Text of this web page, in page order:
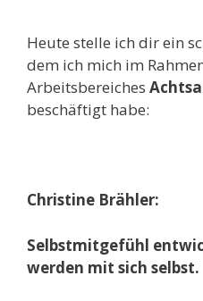
Heute stelle ich dir ein
dem ich mich im
Arbeitsbereiches
beschäftigt habe:
Christine Brähler:
Selbstmitgefühl
werden mit sich selbst.